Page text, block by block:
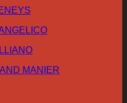
MANIER